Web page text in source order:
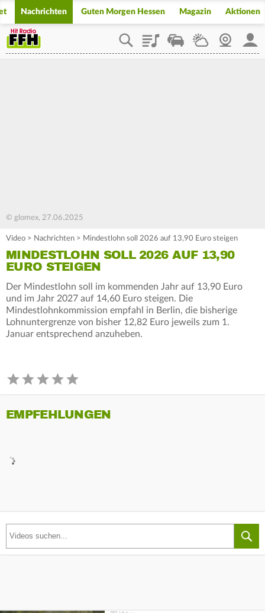
Nachrichten Guten Morgen Hessen Magazin Aktionen
PlaylistStaupilotWetterWebcam
© glomex, 27.06.2025
Video > Nachrichten > Mindestlohn soll 2026 auf 13,90 Euro steigen
MINDESTLOHN SOLL 2026 AUF 13,90
EURO STEIGEN
Der Mindestlohn soll im kommenden Jahr auf 13,90 Euro
und im Jahr 2027 auf 14,60 Euro steigen. Die
Mindestlohnkommission empfahl in Berlin, die bisherige
Lohnuntergrenze von bisher 12,82 Euro jeweils zum 1.
Januar entsprechend anzuheben.
EMPFEHLUNGEN